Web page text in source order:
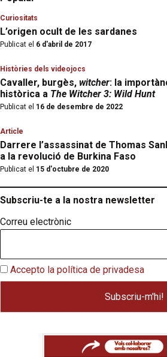
Curiositats
L’origen ocult de les sardanes
Publicat el 6 d'abril de 2017
Històries dels videojocs
Cavaller, burgès, witcher: la
històrica a The Witcher 3: Wild Hunt
Publicat el 16 de desembre de 2022
Article
Darrere l’assassinat de Thomas
a la revolució de Burkina Faso
Publicat el 15 d'octubre de 2020
Subscriu-te a la nostra newsletter
Correu electrònic
Accepto la política de privadesa